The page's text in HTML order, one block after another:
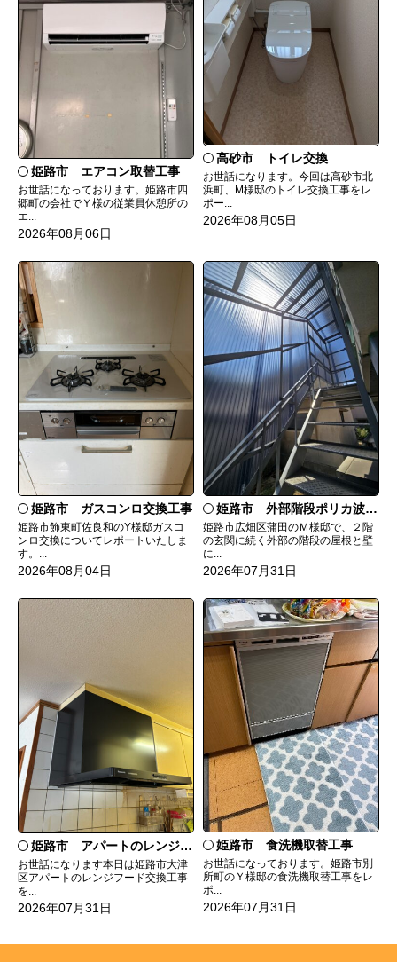
姫路市 エアコン取替工事
お世話になっております。姫路市四
郷町の会社でＹ様の従業員休憩所の
エ...
2026年08月06日
高砂市 トイレ交換
お世話になります。今回は高砂市北
浜町、M様邸のトイレ交換工事をレ
ポー...
2026年08月05日
姫路市 ガスコンロ交換工事
姫路市飾東町佐良和のY様邸ガスコ
ンロ交換についてレポートいたしま
す。...
2026年08月04日
姫路市 外部階段ポリカ波板張替工事
姫路市広畑区蒲田のＭ様邸で、２階
の玄関に続く外部の階段の屋根と壁
に...
2026年07月31日
姫路市 アパートのレンジフード交換
お世話になります本日は姫路市大津
区アパートのレンジフード交換工事
を...
2026年07月31日
姫路市 食洗機取替工事
お世話になっております。姫路市別
所町のＹ様邸の食洗機取替工事をレ
ポ...
2026年07月31日